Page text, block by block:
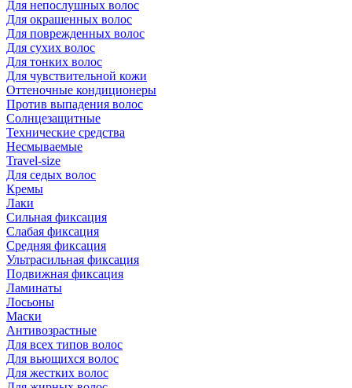
Для непослушных волос
Для окрашенных волос
Для поврежденных волос
Для сухих волос
Для тонких волос
Для чувствительной кожи
Оттеночные кондиционеры
Против выпадения волос
Солнцезащитные
Технические средства
Несмываемые
Travel-size
Для седых волос
Кремы
Лаки
Сильная фиксация
Слабая фиксация
Средняя фиксация
Ультрасильная фиксация
Подвижная фиксация
Ламинаты
Лосьоны
Маски
Антивозрастные
Для всех типов волос
Для вьющихся волос
Для жестких волос